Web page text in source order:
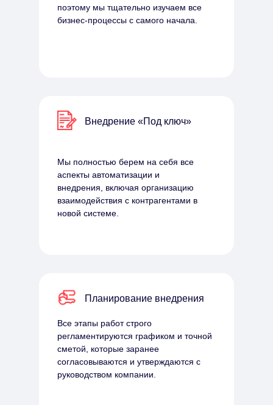
поэтому мы тщательно изучаем все
бизнес-процессы с самого начала.
Внедрение «Под ключ»
Мы полностью берем на себя все
аспекты автоматизации и
внедрения, включая организацию
взаимодействия с контрагентами в
новой системе.
Планирование внедрения
Все этапы работ строго
регламентируются графиком и точной
сметой, которые заранее
согласовываются и утверждаются с
руководством компании.